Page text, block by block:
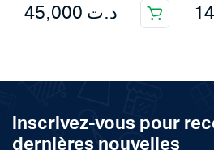
د.ت
inscrivez-vous pour
dernières nouvelles